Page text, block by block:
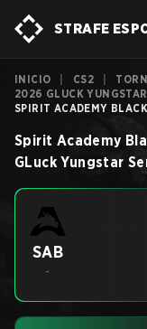
STRAFE
INICIO CS2
2026 GLUCK YUNGSTAR
SPIRIT ACADEMY
Spirit Academy
GLuck Yungstar
SAB
-